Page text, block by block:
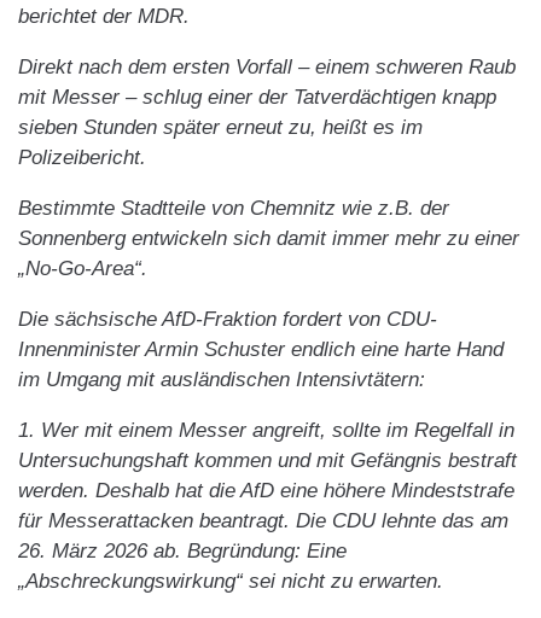
berichtet der MDR.
Direkt nach dem ersten Vorfall – einem schweren Raub
mit Messer – schlug einer der Tatverdächtigen knapp
sieben Stunden später erneut zu, heißt es im
Polizeibericht.
Bestimmte Stadtteile von Chemnitz wie z.B. der
Sonnenberg entwickeln sich damit immer mehr zu einer
„No-Go-Area“.
Die sächsische AfD-Fraktion fordert von CDU-
Innenminister Armin Schuster endlich eine harte Hand
im Umgang mit ausländischen Intensivtätern:
1. Wer mit einem Messer angreift, sollte im Regelfall in
Untersuchungshaft kommen und mit Gefängnis bestraft
werden. Deshalb hat die AfD eine höhere Mindeststrafe
für Messerattacken beantragt. Die CDU lehnte das am
26. März 2026 ab. Begründung: Eine
„Abschreckungswirkung“ sei nicht zu erwarten.